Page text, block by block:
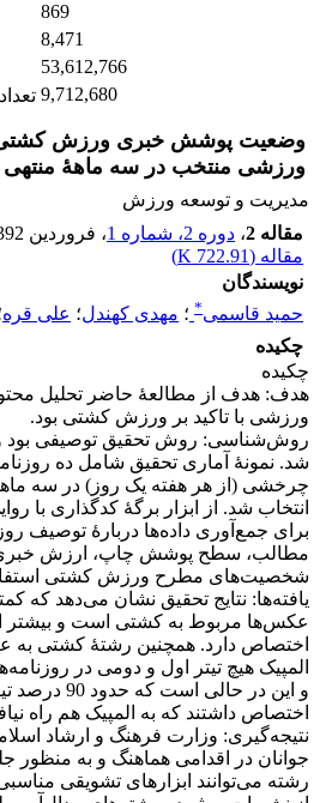
869
8,471
53,612,766
9,712,680
وضعیت پوشش خبری ورزش
ورزشی منتخب در سه ماهۀ منتهی به
مدیریت و توسعه ورزش
مقاله 2
، دوره 2، شماره 1 ، فروردین 1392
مقاله (722.91 K
)
نویسندگان
حمید قاسمی* ؛ مهدی کهندل؛ علی قره
چکیده
چکیده
هدف: هدف از مطالعۀ حاضر تحلیل
ورزشی با تاکید بر ورزش کشتی بود.
روش‌شناسی: روش تحقیق توصیفی بود و
شد. نمونۀ آماری تحقیق شامل ده
چرخشی (از هر هفته یک روز) در سه
انتخاب شد. از ابزار برگۀ کدگذاری با
برای جمع‌آوری داده‌ها دربارۀ توصیف
مطالب، سطح پوشش چاپ، ارزش
شخصیت‌های مطرح ورزش کشتی
اختصاص دارد. همچنین رشتۀ کشتی به
المپیک هیچ تیتر اول و دومی در
و این در حالی
اختصاص داشتند که به المپیک هم راه
نتیجه‌گیری: وزارت فرهنگ و ارشاد
جوانان در اقدامی هماهنگ و به منظور
رشته می‌توانند ابزارهای تشویقی